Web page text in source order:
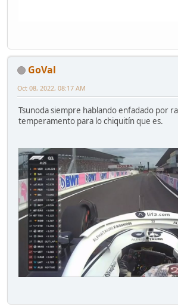
GoVal
Oct 08, 2022, 08:17 AM
Tsunoda siempre hablando enfadado por
temperamento para lo chiquitín que es.